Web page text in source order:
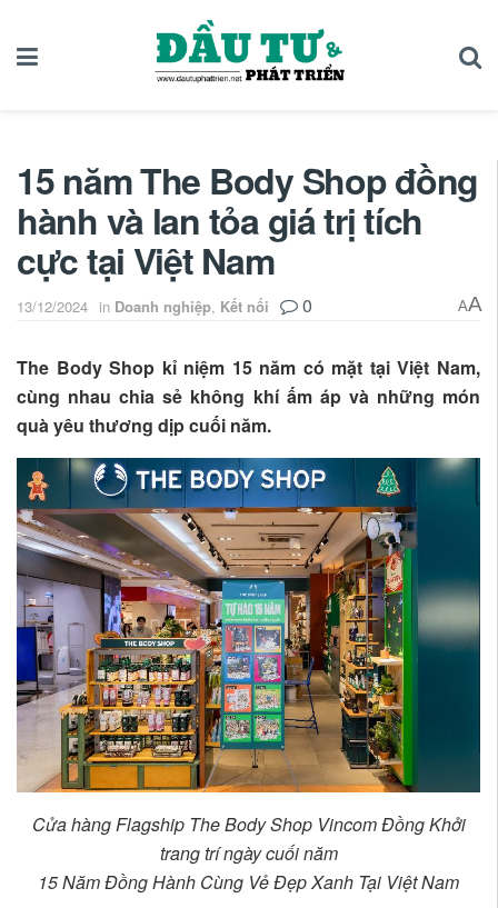
15 năm The Body Shop đồng
hành và lan tỏa giá trị tích
cực tại Việt Nam
13/12/2024 in Doanh nghiệp, Kết nối 0 AA
The Body Shop kỉ niệm 15 năm có mặt tại Việt Nam,
cùng nhau chia sẻ không khí ấm áp và những món
quà yêu thương dịp cuối năm.
Cửa hàng Flagship The Body Shop Vincom Đồng Khởi
trang trí ngày cuối năm
15 Năm Đồng Hành Cùng Vẻ Đẹp Xanh Tại Việt Nam